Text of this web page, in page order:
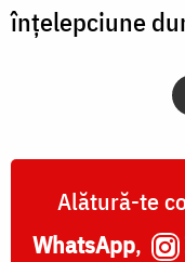
înțelepciune
Alătură-te
WhatsApp,